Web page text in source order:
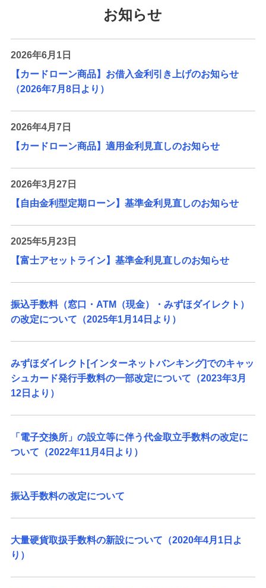
お知らせ
2026年6月1日
【カードローン商品】お借入金利引き上げのお知らせ
（2026年7月8日より）
2026年4月7日
【カードローン商品】適用金利見直しのお知らせ
2026年3月27日
【自由金利型定期ローン】基準金利見直しのお知らせ
2025年5月23日
【富士アセットライン】基準金利見直しのお知らせ
振込手数料（窓口・ATM（現金）・みずほダイレクト）
の改定について（2025年1月14日より）
みずほダイレクト[インターネットバンキング]でのキャッ
シュカード発行手数料の一部改定について（2023年3月
12日より）
「電子交換所」の設立等に伴う代金取立手数料の改定に
ついて（2022年11月4日より）
振込手数料の改定について
大量硬貨取扱手数料の新設について（2020年4月1日よ
り）